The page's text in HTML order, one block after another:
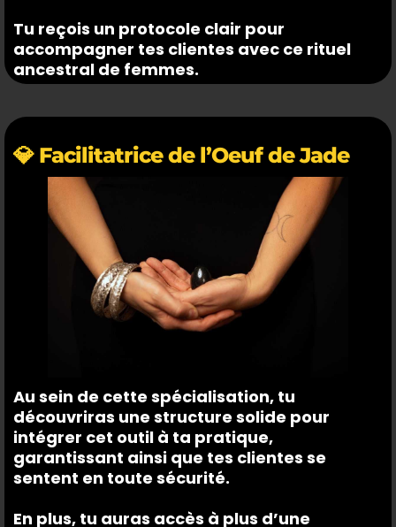
Tu reçois un protocole clair pour
accompagner tes clientes avec ce rituel
ancestral de femmes.
💎 Facilitatrice de l’Oeuf de Jade
Au sein de cette spécialisation, tu
découvriras une structure solide pour
intégrer cet outil à ta pratique,
garantissant ainsi que tes clientes se
sentent en toute sécurité.
En plus, tu auras accès à plus d’une